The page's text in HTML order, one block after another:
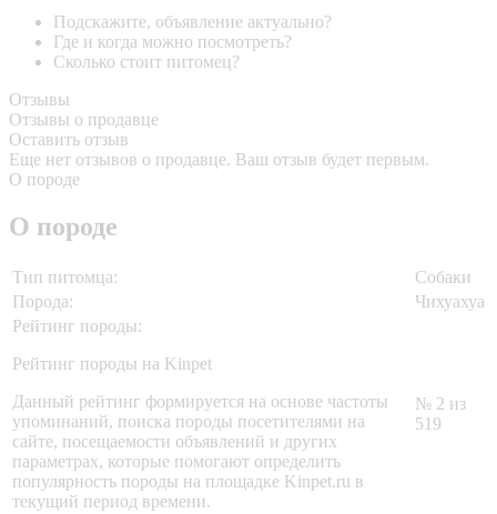
Подскажите, объявление актуально?
Где и когда можно посмотреть?
Сколько стоит питомец?
Отзывы
Отзывы о продавце
Оставить отзыв
Еще нет отзывов о продавце. Ваш отзыв будет первым.
О породе
О породе
Тип питомца:
Собаки
Порода:
Чихуахуа
Рейтинг породы:
Рейтинг породы на Kinpet
Данный рейтинг формируется на основе частоты
упоминаний, поиска породы посетителями на
сайте, посещаемости объявлений и других
параметрах, которые помогают определить
популярность породы на площадке Kinpet.ru в
текущий период времени.
№ 2 из
519